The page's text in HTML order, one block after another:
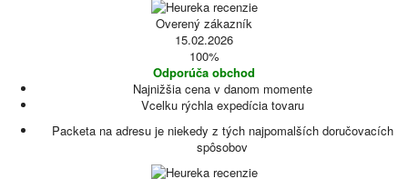
Overený zákazník
15.02.2026
100%
Odporúča obchod
Najnižšia cena v danom momente
Vcelku rýchla expedícia tovaru
Packeta na adresu je niekedy z tých najpomalších doručovacích
spôsobov